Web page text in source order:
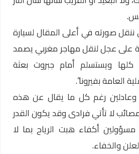
صورته في أعلى المقال لسيارة
على عجل لنقل مهاجر مغربي يصمد
كلها ويستسلم أمام جبروت بعثة
العامة بفيرونا”.
رغم كل ما يقال عن هذه
لا تأتي فرادى وقد يكون القدر
أكفاء هبت الرياح بما لا
والخفاء.